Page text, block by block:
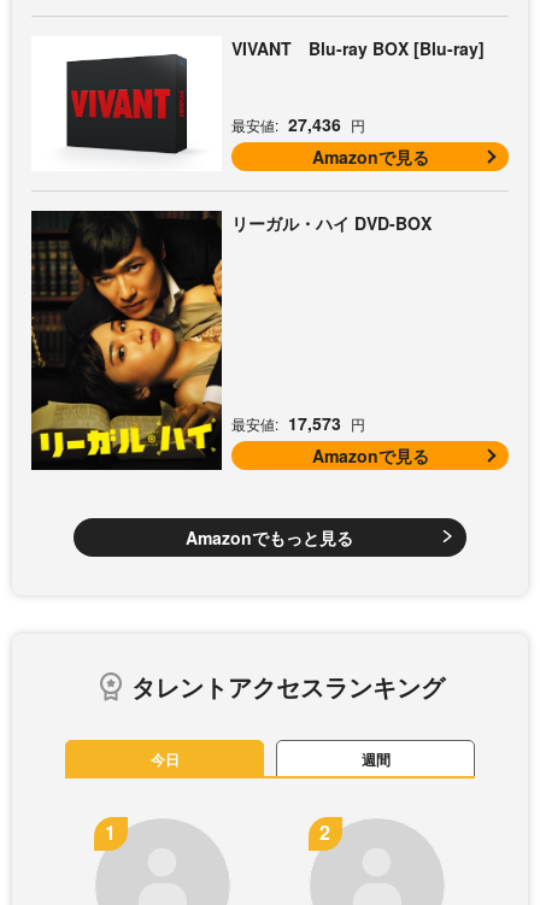
VIVANT Blu-ray BOX [Blu-ray]
最安値: 27,436 円
Amazonで見る
リーガル・ハイ DVD-BOX
最安値: 17,573 円
Amazonで見る
Amazonでもっと見る
タレントアクセスランキング
今日 週間